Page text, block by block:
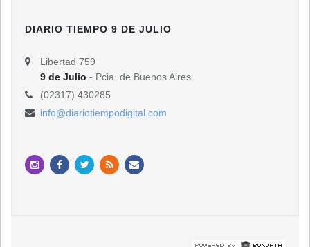
DIARIO TIEMPO 9 DE JULIO
Libertad 759
9 de Julio - Pcia. de Buenos Aires
(02317) 430285
info@diariotiempodigital.com